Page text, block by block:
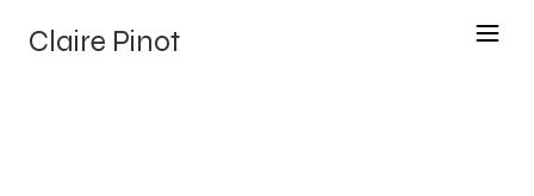
Claire Pinot